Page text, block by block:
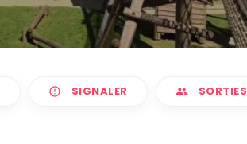
SIGNALER SORTIES